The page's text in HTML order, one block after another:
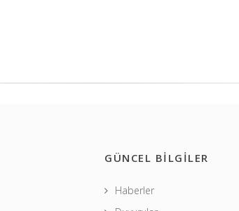
GÜNCEL BİLGİLER
Haberler